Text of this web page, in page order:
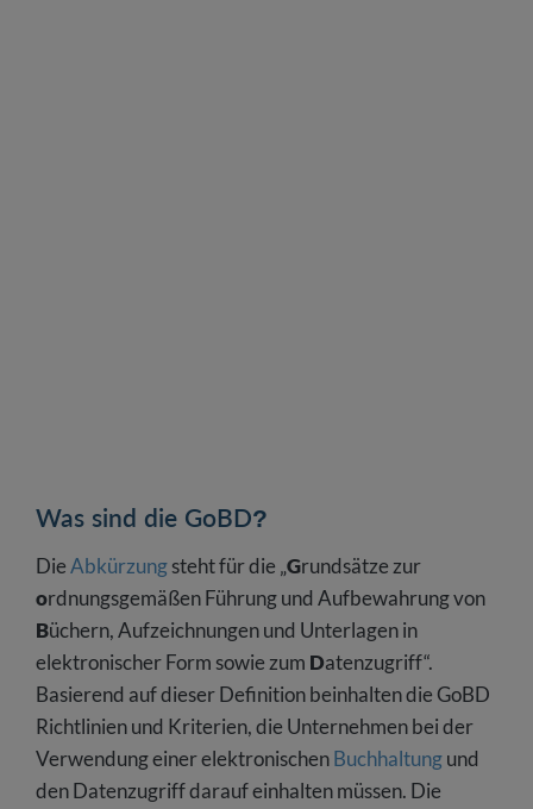
Was sind die GoBD?
DieAbkürzungsteht für die „Grundsätze zur
ordnungsgemäßen Führung und Aufbewahrung von
Büchern, Aufzeichnungen und Unterlagen in
elektronischer Form sowie zum Datenzugriff“.
Basierend auf dieser Definition beinhalten die GoBD
Richtlinien und Kriterien, die Unternehmen bei der
Verwendung einer elektronischenBuchhaltungund
den Datenzugriff darauf einhalten müssen. Die